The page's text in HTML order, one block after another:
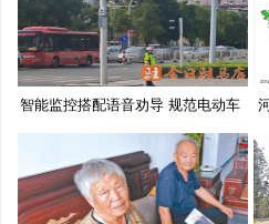
智能监控搭配语音劝导 规范电动车